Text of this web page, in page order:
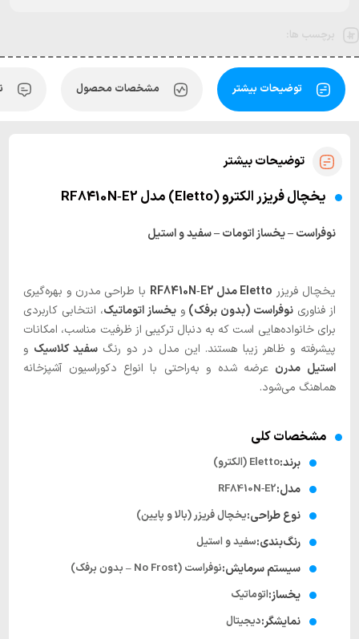
توضیحات بیشتر مشخصات محصول
توضیحات بیشتر
یخچال فریزر الکترو (Eletto) مدل RF8410N‑E2
نوفراست – یخساز اتومات – سفید و استیل
یخچال فریزر Eletto مدل RF8410N‑E2
با طراحی مدرن و بهره‌گیری
از فناوری نوفراست (بدون برفک) ویخساز اتوماتیک، انتخابی کاربردی
برای خانواده‌هایی است که به دنبال ترکیبی از ظرفیت مناسب، امکانات
پیشرفته و ظاهر زیبا هستند. این مدل در دو رنگسفید کلاسیک و
استیل مدرن عرضه شده و به‌راحتی با انواع دکوراسیون آشپزخانه
هماهنگ می‌شود.
مشخصات کلی
برند:Eletto (الکترو)
مدل:RF8410N‑E2
نوع طراحی:یخچال فریزر (بالا و پایین)
رنگ‌بندی:سفید و استیل
سیستم سرمایش:نوفراست (No Frost – بدون برفک)
یخساز:اتوماتیک
نمایشگر:دیجیتال